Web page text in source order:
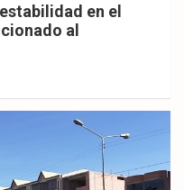
en el
al